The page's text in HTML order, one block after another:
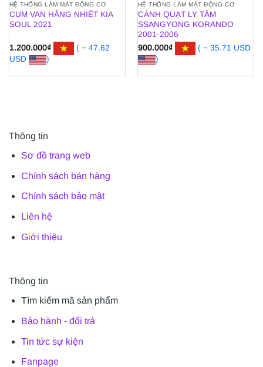
HỆ THỐNG LÀM MÁT ĐỘNG CƠ
CỤM VAN HẰNG NHIỆT KIA
SOUL 2021
1.200.000₫
( ~ 47.62
USD
)
HỆ THỐNG LÀM MÁT ĐỘNG CƠ
CÁNH QUẠT LY TÂM
SSANGYONG KORANDO
2001-2006
900.000₫
( ~ 35.71 USD
)
Thông tin
Sơ đồ trang web
Chính sách bán hàng
Chính sách bảo mật
Liên hệ
Giới thiệu
Thông tin
Tìm kiếm mã sản phẩm
Bảo hành - đổi trả
Tin tức sự kiện
Fanpage